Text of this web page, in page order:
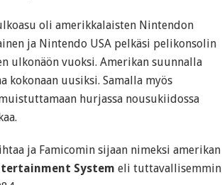
oli amerikkalaisten Nintendon
ja Nintendo USA pelkäsi pelikonsolin
ulkonäön vuoksi. Amerikan suunnalla
uusiksi. Samalla myös
hurjassa nousukiidossa
ja Famicomin sijaan nimeksi amerikan
System eli tuttavallisemmin